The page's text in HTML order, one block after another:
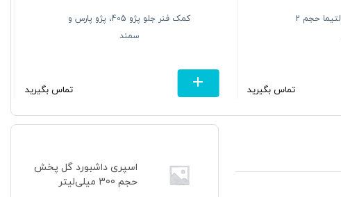
کمک فنر جلو پژو 405، پژو پارس و
اسپری داشبورد گل پخش
حجم 300 میلی‌لیتر